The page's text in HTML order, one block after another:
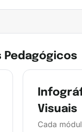
Pedagógicos
Visuais
Cada